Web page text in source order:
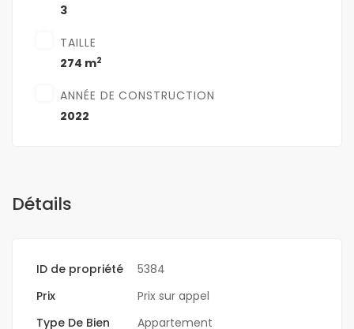
3
TAILLE
274 m2
ANNÉE DE CONSTRUCTION
2022
Détails
ID de propriété
5384
Prix
Prix sur appel
Type De Bien
Appartement